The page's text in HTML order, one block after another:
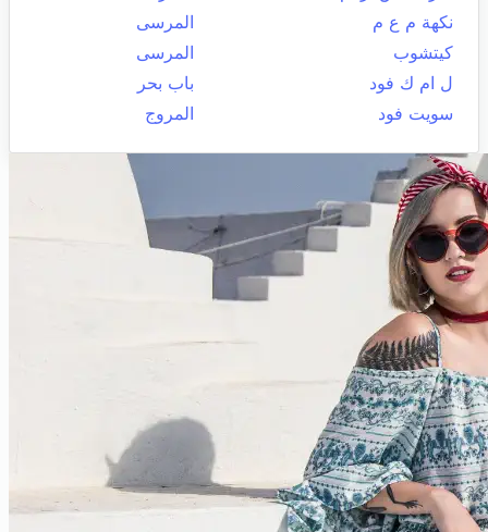
نكهة م ع م
المرسى
كيتشوب
المرسى
ل ام ك فود
باب بحر
سويت فود
المروج